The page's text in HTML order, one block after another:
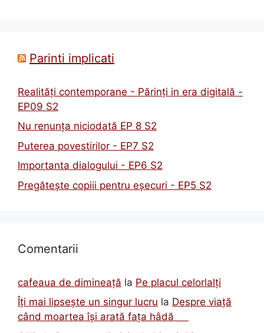
Parinti implicati
Realități contemporane - Părinți in era digitală -
EP09 S2
Nu renunța niciodată EP 8 S2
Puterea povestirilor - EP7 S2
Importanta dialogului - EP6 S2
Pregătește copiii pentru eșecuri - EP5 S2
Comentarii
cafeaua de dimineață la Pe placul celorlalți
Îți mai lipsește un singur lucru la Despre viață
când moartea își arată fața hâdă